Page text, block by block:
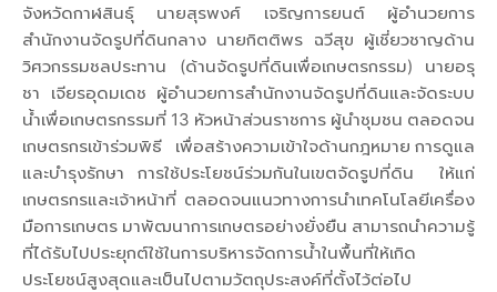
จังหวัดกาฬสินธุ์ นายสุรพงศ์ เจริญการยนต์ ผู้อำนวยการ
สำนักงานจัดรูปที่ดินกลาง นายกิตติพร ฉวีสุข ผู้เชี่ยวชาญด้าน
วิศวกรรมชลประทาน (ด้านจัดรูปที่ดินเพื่อเกษตรกรรม) นายอรุ
ชา เจียรอุดมเดช ผู้อำนวยการสำนักงานจัดรูปที่ดินและจัดระบบ
น้ำเพื่อเกษตรกรรมที่ 13 หัวหน้าส่วนราชการ ผู้นำชุมชน ตลอดจน
เกษตรกรเข้าร่วมพิธี เพื่อสร้างความเข้าใจด้านกฎหมาย การดูแล
และบำรุงรักษา การใช้ประโยชน์ร่วมกันในเขตจัดรูปที่ดิน ให้แก่
เกษตรกรและเจ้าหน้าที่ ตลอดจนแนวทางการนำเทคโนโลยีเครื่อง
มือการเกษตร มาพัฒนาการเกษตรอย่างยั่งยืน สามารถนำความรู้
ที่ได้รับไปประยุกต์ใช้ในการบริหารจัดการน้ำในพื้นที่ให้เกิด
ประโยชน์สูงสุดและเป็นไปตามวัตถุประสงค์ที่ตั้งไว้ต่อไป